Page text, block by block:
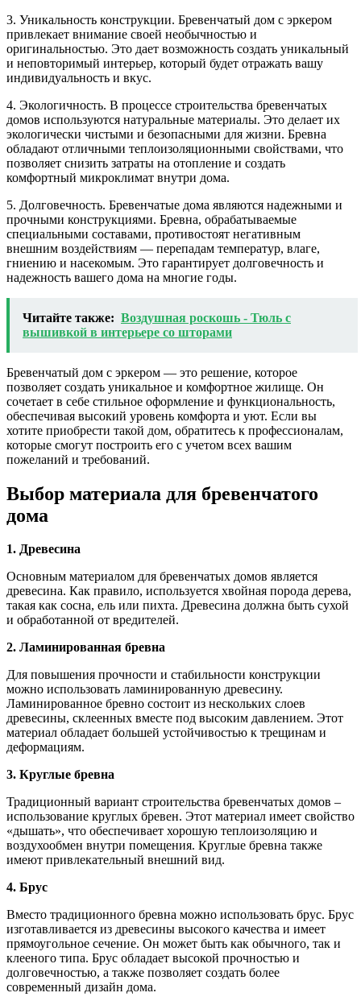
3. Уникальность конструкции. Бревенчатый дом с эркером
привлекает внимание своей необычностью и
оригинальностью. Это дает возможность создать уникальный
и неповторимый интерьер, который будет отражать вашу
индивидуальность и вкус.
4. Экологичность. В процессе строительства бревенчатых
домов используются натуральные материалы. Это делает их
экологически чистыми и безопасными для жизни. Бревна
обладают отличными теплоизоляционными свойствами, что
позволяет снизить затраты на отопление и создать
комфортный микроклимат внутри дома.
5. Долговечность. Бревенчатые дома являются надежными и
прочными конструкциями. Бревна, обрабатываемые
специальными составами, противостоят негативным
внешним воздействиям — перепадам температур, влаге,
гниению и насекомым. Это гарантирует долговечность и
надежность вашего дома на многие годы.
Читайте также: Воздушная роскошь - Тюль с
вышивкой в интерьере со шторами
Бревенчатый дом с эркером — это решение, которое
позволяет создать уникальное и комфортное жилище. Он
сочетает в себе стильное оформление и функциональность,
обеспечивая высокий уровень комфорта и уют. Если вы
хотите приобрести такой дом, обратитесь к профессионалам,
которые смогут построить его с учетом всех вашим
пожеланий и требований.
Выбор материала для бревенчатого
дома
1. Древесина
Основным материалом для бревенчатых домов является
древесина. Как правило, используется хвойная порода дерева,
такая как сосна, ель или пихта. Древесина должна быть сухой
и обработанной от вредителей.
2. Ламинированная бревна
Для повышения прочности и стабильности конструкции
можно использовать ламинированную древесину.
Ламинированное бревно состоит из нескольких слоев
древесины, склеенных вместе под высоким давлением. Этот
материал обладает большей устойчивостью к трещинам и
деформациям.
3. Круглые бревна
Традиционный вариант строительства бревенчатых домов –
использование круглых бревен. Этот материал имеет свойство
«дышать», что обеспечивает хорошую теплоизоляцию и
воздухообмен внутри помещения. Круглые бревна также
имеют привлекательный внешний вид.
4. Брус
Вместо традиционного бревна можно использовать брус. Брус
изготавливается из древесины высокого качества и имеет
прямоугольное сечение. Он может быть как обычного, так и
клееного типа. Брус обладает высокой прочностью и
долговечностью, а также позволяет создать более
современный дизайн дома.